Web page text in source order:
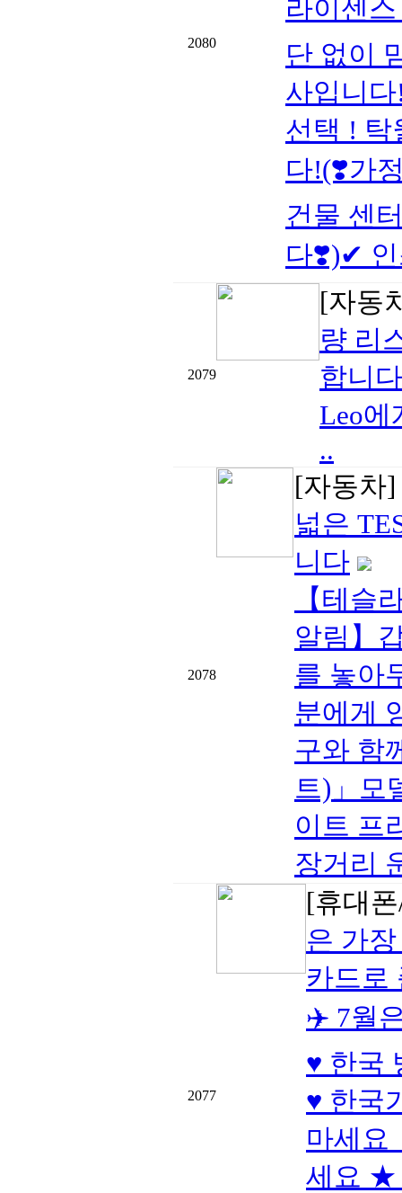
2080
라이센
단 없이
사입니
선택 ! 탁
다!(❣️가
건물 센
다❣️)✔ 인
2079
[자동
량 리
합니
Leo
..
2078
[자동차]
넓은
니다
【테슬
알림】
를 놓아
분에게
구와 함
트)」모
이트 프
장거리
2077
[휴대
은 가
카드로
✈️ 7월
♥ 한국
♥ 한국
마세요
세요 ★